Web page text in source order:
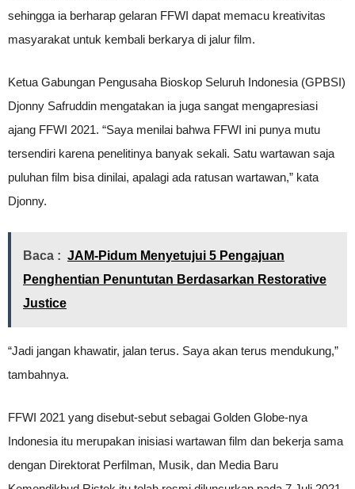
sehingga ia berharap gelaran FFWI dapat memacu kreativitas
masyarakat untuk kembali berkarya di jalur film.
Ketua Gabungan Pengusaha Bioskop Seluruh Indonesia (GPBSI)
Djonny Safruddin mengatakan ia juga sangat mengapresiasi
ajang FFWI 2021. “Saya menilai bahwa FFWI ini punya mutu
tersendiri karena penelitinya banyak sekali. Satu wartawan saja
puluhan film bisa dinilai, apalagi ada ratusan wartawan,” kata
Djonny.
Baca : JAM-Pidum Menyetujui 5 Pengajuan
Penghentian Penuntutan Berdasarkan Restorative
Justice
“Jadi jangan khawatir, jalan terus. Saya akan terus mendukung,”
tambahnya.
FFWI 2021 yang disebut-sebut sebagai Golden Globe-nya
Indonesia itu merupakan inisiasi wartawan film dan bekerja sama
dengan Direktorat Perfilman, Musik, dan Media Baru